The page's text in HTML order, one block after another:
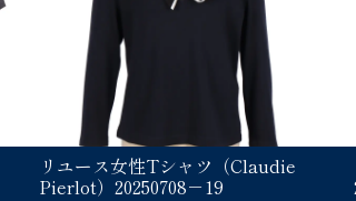
リユース女性Tシャツ（Claudie
Pierlot）20250708－19